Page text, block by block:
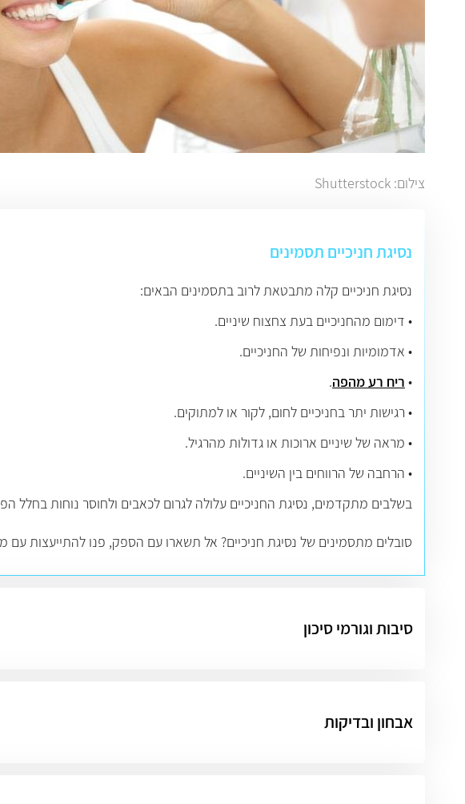
צילום: Shutterstock
נסיגת חניכיים תסמינים
נסיגת חניכיים קלה מתבטאת לרוב בתסמינים הבאים:
• דימום מהחניכיים בעת צחצוח שיניים.
• אדמומיות ונפיחות של החניכיים.
• ריח רע מהפה.
• רגישות יתר בחניכיים לחום, לקור או למתוקים.
• מראה של שיניים ארוכות או גדולות מהרגיל.
• הרחבה של הרווחים בין השיניים.
בשלבים מתקדמים, נסיגת החניכיים עלולה לגרום לכאבים ולחוסר נוחות בחלל
סובלים מתסמינים של נסיגת חניכיים? אל תשארו עם הספק, פנו להתייעצות עם
סיבות וגורמי סיכון
אבחון ובדיקות